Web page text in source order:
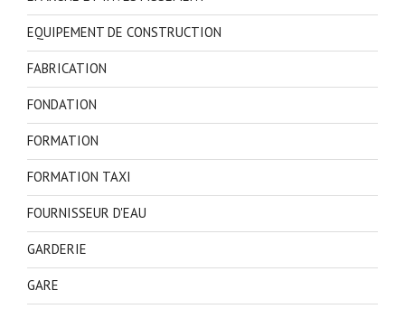
EQUIPEMENT DE CONSTRUCTION
FABRICATION
FONDATION
FORMATION
FORMATION TAXI
FOURNISSEUR D'EAU
GARDERIE
GARE